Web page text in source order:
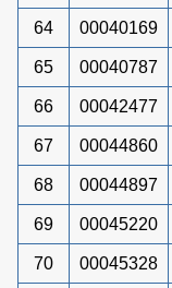
64 00040169
65 00040787
66 00042477
67 00044860
68 00044897
69 00045220
70 00045328